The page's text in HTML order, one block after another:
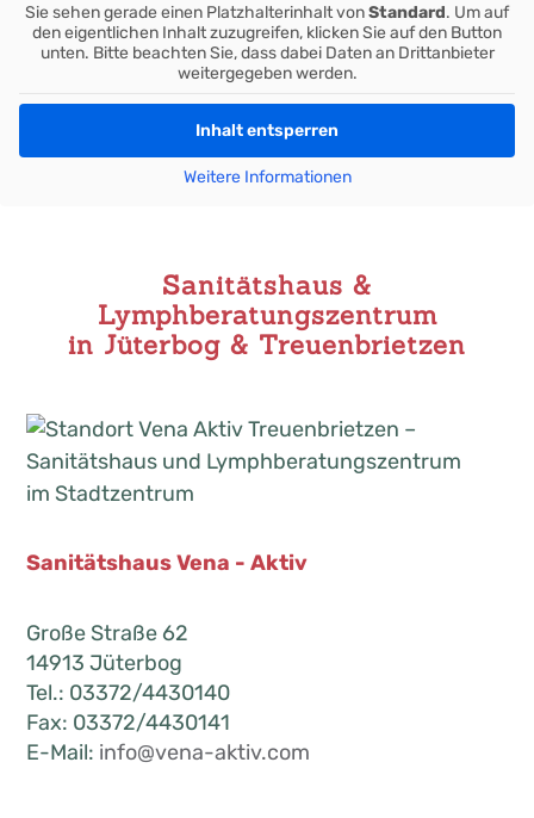
Sie sehen gerade einen Platzhalterinhalt vonStandard. Um auf
den eigentlichen Inhalt zuzugreifen, klicken Sie auf den Button
unten. Bitte beachten Sie, dass dabei Daten an Drittanbieter
weitergegeben werden.
Inhalt entsperren
Weitere Informationen
Sanitätshaus &
Lymphberatungszentrum
in Jüterbog & Treuenbrietzen
Sanitätshaus Vena - Aktiv
Große Straße 62
14913 Jüterbog
Tel.: 03372/4430140
Fax: 03372/4430141
E-Mail: info@vena-aktiv.com